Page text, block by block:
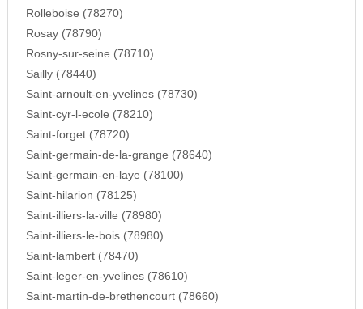
Rolleboise (78270)
Rosay (78790)
Rosny-sur-seine (78710)
Sailly (78440)
Saint-arnoult-en-yvelines (78730)
Saint-cyr-l-ecole (78210)
Saint-forget (78720)
Saint-germain-de-la-grange (78640)
Saint-germain-en-laye (78100)
Saint-hilarion (78125)
Saint-illiers-la-ville (78980)
Saint-illiers-le-bois (78980)
Saint-lambert (78470)
Saint-leger-en-yvelines (78610)
Saint-martin-de-brethencourt (78660)